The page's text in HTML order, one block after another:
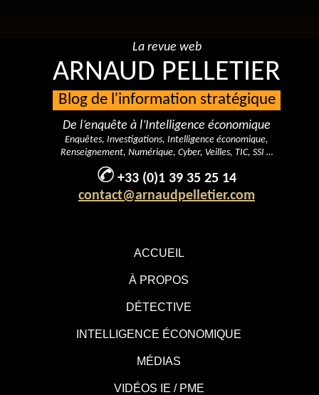
ACCUEIL
À PROPOS
DÉTECTIVE
INTELLIGENCE ÉCONOMIQUE
MÉDIAS
VIDÉOS IE / PME
La revue web
ARNAUD PELLETIER
Blog de l'information stratégique
De l’enquête à l’Intelligence économique
Enquêtes, Investigations, Intelligence économique,
Renseignement, Numérique, Cyber, Veilles, TIC, SSI …
+33 (0)1 39 35 25 14
contact@arnaudpelletier.com